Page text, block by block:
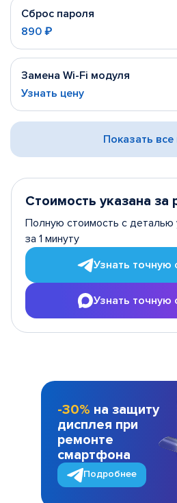
Сброс пароля
890 ₽
Замена Wi-Fi модуля
Узнать цену
Показать
Стоимость указана за
Полную стоимость с деталью
за 1 минуту
Узнать точную
Узнать точную
-30% на защиту
дисплея при
ремонте
смартфона
Подробнее